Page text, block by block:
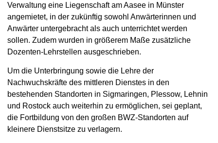
Verwaltung eine Liegenschaft am Aasee in Münster
angemietet, in der zukünftig sowohl Anwärterinnen und
Anwärter untergebracht als auch unterrichtet werden
sollen. Zudem wurden in größerem Maße zusätzliche
Dozenten-Lehrstellen ausgeschrieben.
Um die Unterbringung sowie die Lehre der
Nachwuchskräfte des mittleren Dienstes in den
bestehenden Standorten in Sigmaringen, Plessow, Lehnin
und Rostock auch weiterhin zu ermöglichen, sei geplant,
die Fortbildung von den großen BWZ-Standorten auf
kleinere Dienstsitze zu verlagern.